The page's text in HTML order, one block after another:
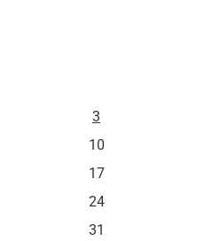
3
10
17
24
31